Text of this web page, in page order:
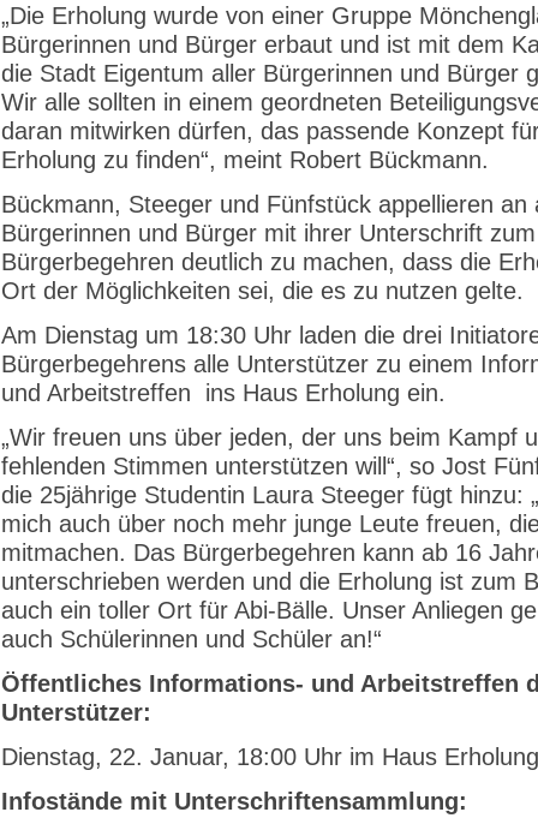
„Die Erholung wurde von einer Gruppe
Bürgerinnen und Bürger erbaut und ist mit dem
die Stadt Eigentum aller Bürgerinnen und Bürger
Wir alle sollten in einem geordneten
daran mitwirken dürfen, das passende Konzept
Erholung zu finden“, meint Robert Bückmann.
Bückmann, Steeger und Fünfstück appellieren an
Bürgerinnen und Bürger mit ihrer Unterschrift zum
Bürgerbegehren deutlich zu machen, dass die
Ort der Möglichkeiten sei, die es zu nutzen gelte.
Am Dienstag um 18:30 Uhr laden die drei
Bürgerbegehrens alle Unterstützer zu einem
und Arbeitstreffen ins Haus Erholung ein.
„Wir freuen uns über jeden, der uns beim Kampf
fehlenden Stimmen unterstützen will“, so Jost
die 25jährige Studentin Laura Steeger fügt hinzu:
mich auch über noch mehr junge Leute freuen,
mitmachen. Das Bürgerbegehren kann ab 16
unterschrieben werden und die Erholung ist zum
auch ein toller Ort für Abi-Bälle. Unser Anliegen
auch Schülerinnen und Schüler an!“
Öffentliches Informations- und Arbeitstreffen
Unterstützer:
Dienstag, 22. Januar, 18:00 Uhr im Haus
Infostände mit Unterschriftensammlung: